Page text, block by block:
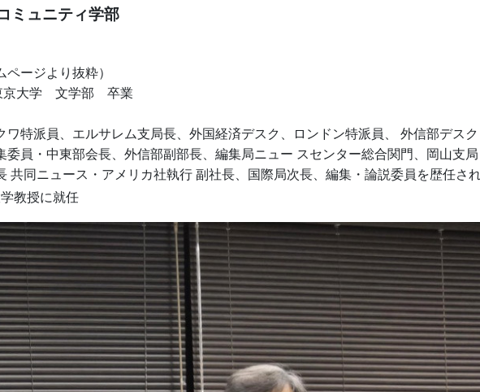
ミュニティ学部
ページより抜粋）
大学 文学部 卒業
ワ特派員、エルサレム支局長、外国経済デスク、ロンドン特派員、 外信部デス
委員・中東部会長、外信部副部長、編集局ニュー スセンター総合関門、岡山支局
共同ニュース・アメリカ社執行 副社長、国際局次長、編集・論説委員を歴任さ
教授に就任